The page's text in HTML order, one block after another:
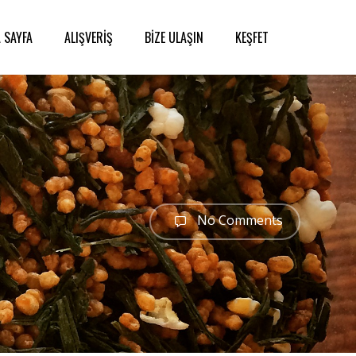
ALIŞVERİŞ BİZE ULAŞIN KEŞFET
No Comments